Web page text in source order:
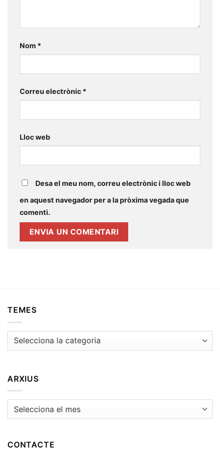
Nom *
Correu electrònic *
Lloc web
Desa el meu nom, correu electrònic i lloc web
en aquest navegador per a la pròxima vegada que
comenti.
TEMES
Temes
ARXIUS
Arxius
CONTACTE